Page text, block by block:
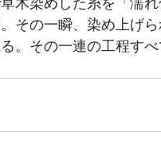
その一瞬、染め上げら
。その一連の工程す